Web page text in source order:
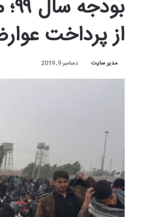
از پرداخت
مدیر سایت دسامبر 9, 2019